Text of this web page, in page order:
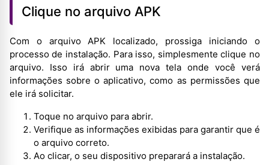
Clique no arquivo APK
Com o arquivo APK localizado, prossiga iniciando o
processo de instalação. Para isso, simplesmente clique no
arquivo. Isso irá abrir uma nova tela onde você verá
informações sobre o aplicativo, como as permissões que
ele irá solicitar.
Toque no arquivo para abrir.
Verifique as informações exibidas para garantir que é
o arquivo correto.
Ao clicar, o seu dispositivo preparará a instalação.